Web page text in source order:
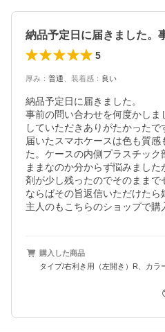
5
厚み ： 普通 装着感 ： 良い
納品予定日に届きました。
事前の問い合わせを何度かし
していただきありがたかったで
届いたスマホケースは色も質
た。ケースの内側プラスチッ
ままなのか分からず悩みまし
剤が少し残ったのでそのまま
ならばその旨返信いただけたら
主人のもこちらのショップで購
購入した商品
タイプ/右利き用（左開き）R、カラ